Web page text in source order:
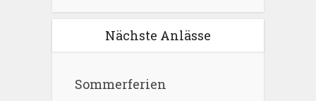
Nächste Anlässe
Sommerferien